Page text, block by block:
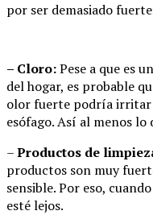
por ser demasiado
– Cloro:Pese a que es
del hogar, es probable
olor fuerte podría irritar
esófago. Así al menos lo
–Productos de
productos son muy
sensible. Por eso,
esté lejos.